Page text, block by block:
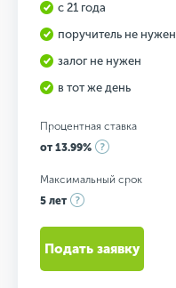
с 21 года
поручитель не нужен
залог не нужен
в тот же день
Процентная ставка
от 13.99%
Максимальный срок
5 лет
Подать заявку